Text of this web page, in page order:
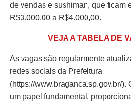
de vendas e sushiman, que ficam
R$3.000,00 a R$4.000,00.
VEJA A TABELA DE
As vagas são regularmente
redes sociais da Prefeitura
(https://www.braganca.sp.gov.br/).
um papel fundamental,